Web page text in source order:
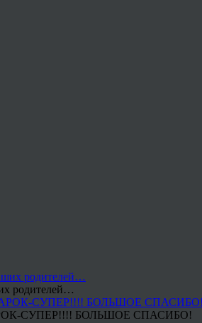
родителей…
СУПЕР!!!! БОЛЬШОЕ СПАСИБО!